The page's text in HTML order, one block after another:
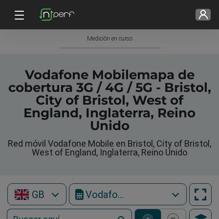
Medición en curso
Vodafone Mobilemapa de
cobertura 3G / 4G / 5G - Bristol,
City of Bristol, West of
England, Inglaterra, Reino
Unido
Red móvil Vodafone Mobile en Bristol, City of Bristol,
West of England, Inglaterra, Reino Unido
GB Vodafone Mobile